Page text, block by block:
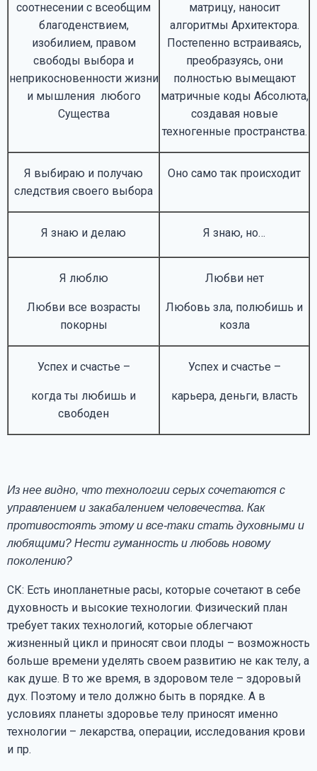
соотнесении с всеобщим
благоденствием,
изобилием, правом
свободы выбора и
неприкосновенности жизни
и мышления любого
Существа
матрицу, наносит
алгоритмы Архитектора.
Постепенно встраиваясь,
преобразуясь, они
полностью вымещают
матричные коды Абсолюта,
создавая новые
техногенные пространства.
Я выбираю и получаю
следствия своего выбора
Оно само так происходит
Я знаю и делаю Я знаю, но…
Я люблю
Любви все возрасты
покорны
Любви нет
Любовь зла, полюбишь и
козла
Успех и счастье –
когда ты любишь и
свободен
Успех и счастье –
карьера, деньги, власть
Из нее видно, что технологии серых сочетаются с
управлением и закабалением человечества. Как
противостоять этому и все-таки стать духовными и
любящими? Нести гуманность и любовь новому
поколению?
СК: Есть инопланетные расы, которые сочетают в себе
духовность и высокие технологии. Физический план
требует таких технологий, которые облегчают
жизненный цикл и приносят свои плоды – возможность
больше времени уделять своем развитию не как телу, а
как душе. В то же время, в здоровом теле – здоровый
дух. Поэтому и тело должно быть в порядке. А в
условиях планеты здоровье телу приносят именно
технологии – лекарства, операции, исследования крови
и пр.